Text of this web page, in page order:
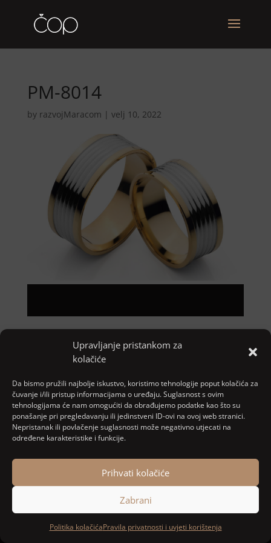
Upravljanje pristankom za
kolačiće
Da bismo pružili najbolje iskustvo, koristimo tehnologije poput kolačića za
čuvanje i/ili pristup informacijama o uređaju. Suglasnost s ovim
tehnologijama će nam omogućiti da obrađujemo podatke kao što su
ponašanje pri pregledavanju ili jedinstveni ID-ovi na ovoj web stranici.
Nepristanak ili povlačenje suglasnosti može negativno utjecati na
određene karakteristike i funkcije.
Prihvati kolačiće
Zabrani
Politika kolačićaPravila privatnosti i uvjeti korištenja
PM-8014
by razvojMaracom | velj 10, 2022
Nove objave
Najnoviji komentari
Nema komentara za prikaz.
Designed and developed by